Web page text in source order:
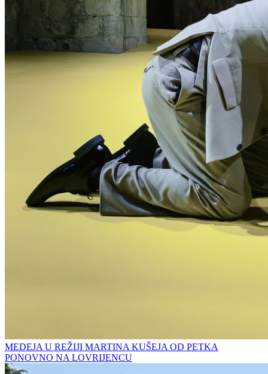
MEDEJA U REŽIJI MARTINA KUŠEJA OD PETKA
PONOVNO NA LOVRIJENCU